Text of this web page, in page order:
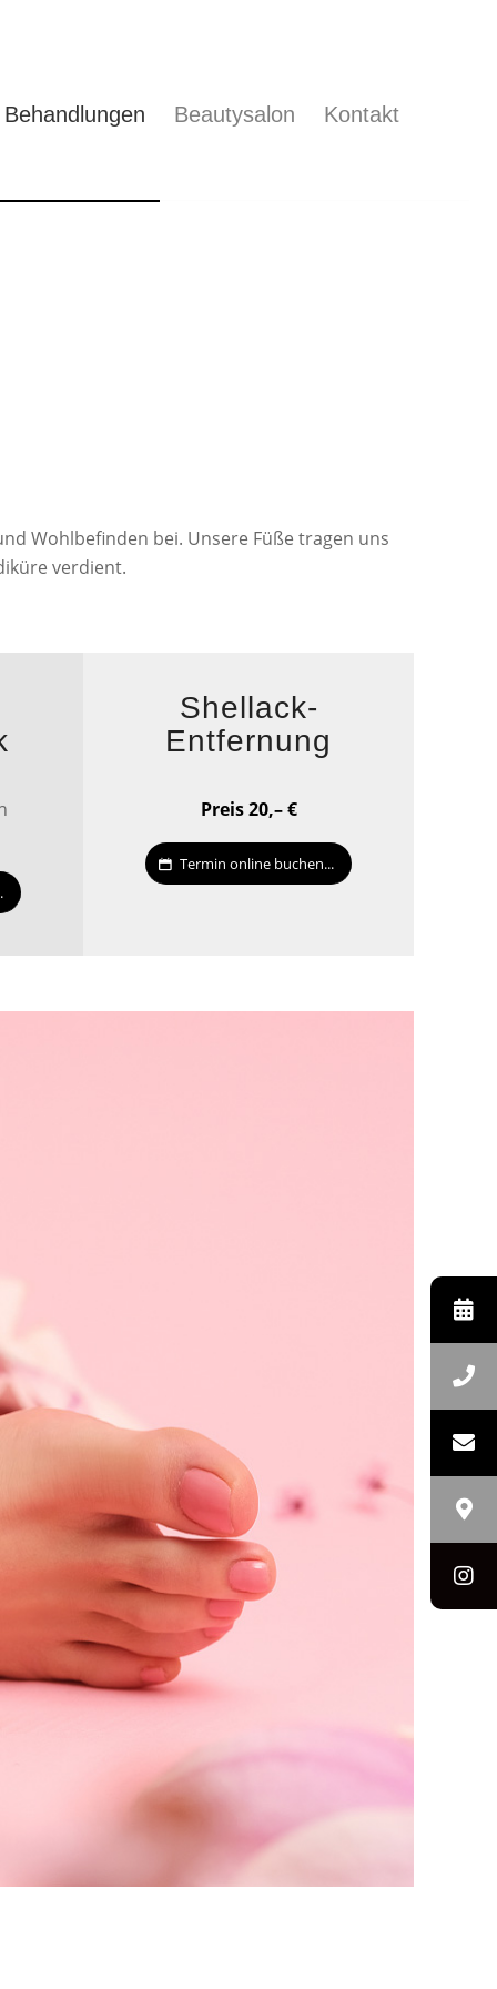
Behandlungen Beautysalon Kontakt
Wohlbefinden bei. Unsere Füße tragen uns
verdient.
Shellack-
Entfernung
Preis 20,– €
Termin online buchen...